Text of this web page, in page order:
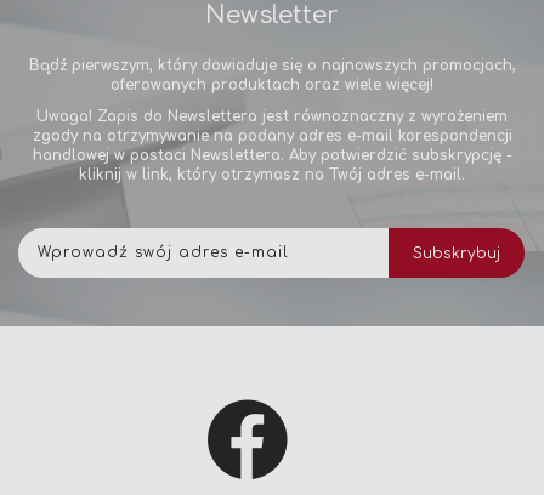
Newsletter
Bądź pierwszym, który dowiaduje się o najnowszych promocjach,
oferowanych produktach oraz wiele więcej!
Uwaga! Zapis do Newslettera jest równoznaczny z wyrażeniem
zgody na otrzymywanie na podany adres e-mail korespondencji
handlowej w postaci Newslettera. Aby potwierdzić subskrypcję -
kliknij w link, który otrzymasz na Twój adres e-mail.
nasz
newsletter:
Subskrybuj